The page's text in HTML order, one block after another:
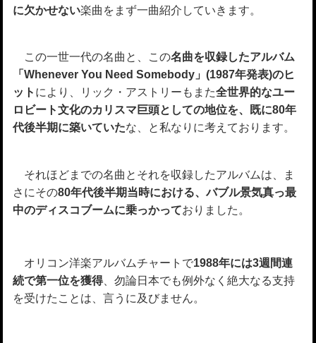
に欠かせない楽曲をまず一曲紹介していきます。
この一世一代の名曲と、この名曲を収録したアルバム
「Whenever You Need Somebody」(1987年発表)のヒ
ット により、リック・アストリーもまた全世界的なユー
ロビート文化のカリスマ巨頭としての地位を、既に80年
代後半期に築いていたな、と私なりに考えております。
それほどまでの名曲とそれを収録したアルバムは、ま
さにその80年代後半期当時における、バブル景気真っ最
中のディスコブームに乗っかっておりました。
オリコン洋楽アルバムチャートで1988年には3週間連
続で第一位を獲得、勿論日本でも例外なく絶大なる支持
を受けたことは、言うに及びません。